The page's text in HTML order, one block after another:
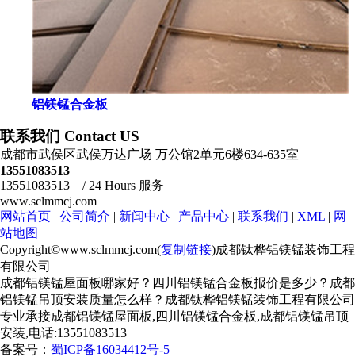
铝镁锰合金板
联系我们 Contact US
成都市武侯区武侯万达广场 万公馆2单元6楼634-635室
13551083513
13551083513 / 24 Hours 服务
www.sclmmcj.com
网站首页 | 公司简介 | 新闻中心 | 产品中心 | 联系我们 | XML | 网
站地图
Copyright©www.sclmmcj.com(复制链接)成都钛桦铝镁锰装饰工程
有限公司
成都铝镁锰屋面板哪家好？四川铝镁锰合金板报价是多少？成都
铝镁锰吊顶安装质量怎么样？成都钛桦铝镁锰装饰工程有限公司
专业承接成都铝镁锰屋面板,四川铝镁锰合金板,成都铝镁锰吊顶
安装,电话:13551083513
备案号： 蜀ICP备16034412号-5